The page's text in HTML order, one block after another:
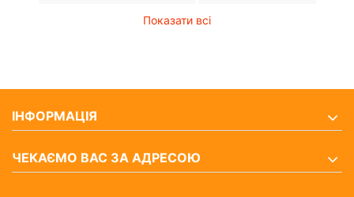
Показати всі
ІНФОРМАЦІЯ
ЧЕКАЄМО ВАС ЗА АДРЕСОЮ